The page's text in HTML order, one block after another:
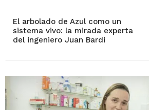
El arbolado de Azul como un
sistema vivo: la mirada experta
del ingeniero Juan Bardi